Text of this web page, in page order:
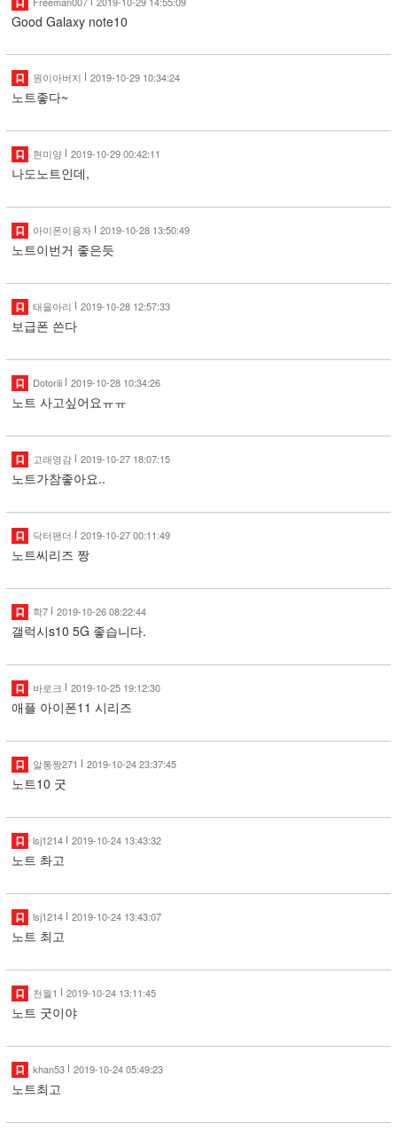
Good Galaxy note10
원이아버지 2019-10-29 10:34:24
노트좋다~
현미양 2019-10-29 00:42:11
나도노트인데,
아이폰이용자 2019-10-28 13:50:49
노트이번거 좋은듯
태을아리 2019-10-28 12:57:33
보급폰 쓴다
Dotoriii 2019-10-28 10:34:26
노트 사고싶어요ㅠㅠ
고래영감 2019-10-27 18:07:15
노트가참좋아요..
닥터팬더 2019-10-27 00:11:49
노트씨리즈 짱
학7 2019-10-26 08:22:44
갤럭시s10 5G 좋습니다.
바로크 2019-10-25 19:12:30
애플 아이폰11 시리즈
알통짱271 2019-10-24 23:37:45
노트10 굿
lsj1214 2019-10-24 13:43:32
노트 촤고
lsj1214 2019-10-24 13:43:07
노트 최고
천월1 2019-10-24 13:11:45
노트 굿이야
khan53 2019-10-24 05:49:23
노트최고